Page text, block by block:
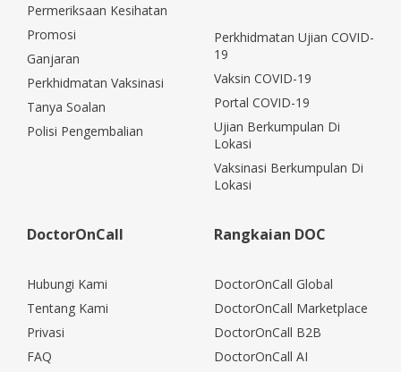
Permeriksaan Kesihatan
Promosi
Ganjaran
Perkhidmatan Vaksinasi
Tanya Soalan
Polisi Pengembalian
Perkhidmatan Ujian COVID-
19
Vaksin COVID-19
Portal COVID-19
Ujian Berkumpulan Di
Lokasi
Vaksinasi Berkumpulan Di
Lokasi
DoctorOnCall
Hubungi Kami
Tentang Kami
Privasi
FAQ
Rangkaian DOC
DoctorOnCall Global
DoctorOnCall Marketplace
DoctorOnCall B2B
DoctorOnCall AI